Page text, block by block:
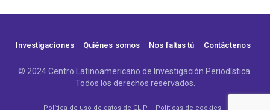
Investigaciones Quiénes somos Nos faltas tú Contáctenos
© 2024 Centro Latinoamericano de Investigación Periodística.
Todos los derechos reservados.
Política de uso de datos de CLIP Políticas de cookies